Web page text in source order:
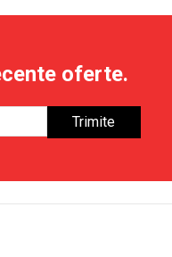
Câini
cu
8
Panouri,
oferte.